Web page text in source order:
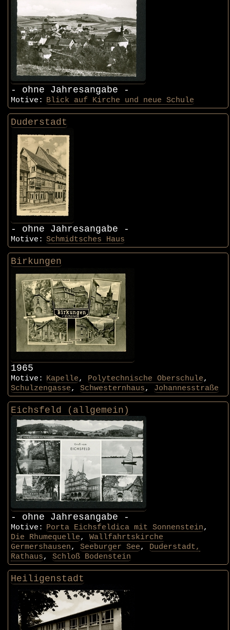
- ohne Jahresangabe -
Motive: Blick auf Kirche und neue Schule
Duderstadt
- ohne Jahresangabe -
Motive: Schmidtsches Haus
Birkungen
1965
Motive: Kapelle, Polytechnische Oberschule,
Schulzengasse, Schwesternhaus, Johannesstraße
Eichsfeld (allgemein)
- ohne Jahresangabe -
Motive: Porta Eichsfeldica mit Sonnenstein,
Die Rhumequelle, Wallfahrtskirche
Germershausen, Seeburger See,
Duderstadt,
Rathaus, Schloß Bodenstein
Heiligenstadt